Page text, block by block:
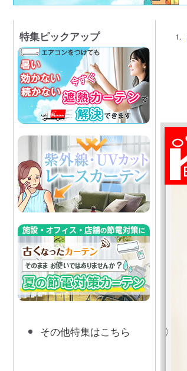
特集ピックアップ
その他特集はこちら